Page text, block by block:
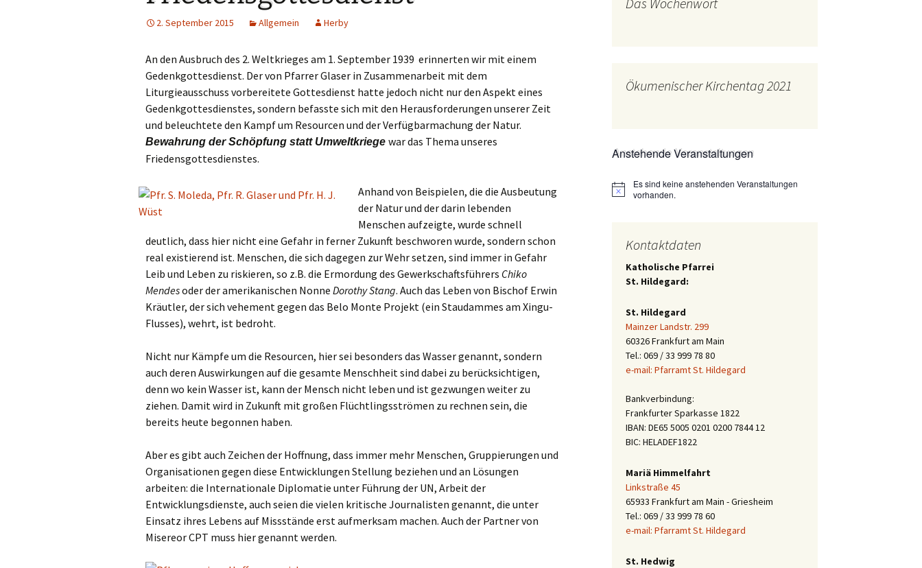
Links
Ev. Kirche Griesheim (ext.
Link)
St. Gallus (ext. Link)
Haus am Dom (ext. Link)
Dompfarrei St.
Bartholomäus (ext. Link)
St. Josef Bornheim (ext.
Link)
Bistum Limburg (ext.
Link)
Förderverein Caritas (ext.
Link)
Jugendkirche Jona (ext.
Oekum. Kirchentag 2021
PGR-Wahl 2019 PGR – Wahl 2015
Prävention im Bistum
Limburg
Stellenausschreibungen
Terminplan
Unsere Kirchen und
Gemeindehäuser
Kirche Mariä Himmelfahrt
Das Pfarrhaus
Unser Josefshaus
Kirchenfenster in Mariä
Himmelfahrt
Aus dem Archiv
Vorschau
Wochenblatt
Startseite
Spielkreise /
Eltern-Kind-Gruppe
Die Robusten
Seniorenarbeit
Limburg
Startseite Arbeitsgruppen
2. September 2015 Allgemein Herby
An den Ausbruch des 2. Weltkrieges am 1. September 1939 erinnerten wir mit einem
Gedenkgottesdienst. Der von Pfarrer Glaser in Zusammenarbeit mit dem
Liturgieausschuss vorbereitete Gottesdienst hatte jedoch nicht nur den Aspekt eines
Gedenkgottesdienstes, sondern befasste sich mit den Herausforderungen unserer Zeit
und beleuchtete den Kampf um Resourcen und der Verfügbarmachung der Natur.
Bewahrung der Schöpfung statt Umweltkriege war das Thema unseres
Friedensgottesdienstes.
Anhand von Beispielen, die die Ausbeutung
der Natur und der darin lebenden
Menschen aufzeigte, wurde schnell
deutlich, dass hier nicht eine Gefahr in ferner Zukunft beschworen wurde, sondern schon
real existierend ist. Menschen, die sich dagegen zur Wehr setzen, sind immer in Gefahr
Leib und Leben zu riskieren, so z.B. die Ermordung des Gewerkschaftsführers Chiko
Mendesoder der amerikanischen Nonne Dorothy Stang. Auch das Leben von Bischof Erwin
Kräutler, der sich vehement gegen das Belo Monte Projekt (ein Staudammes am Xingu-
Flusses), wehrt, ist bedroht.
Nicht nur Kämpfe um die Resourcen, hier sei besonders das Wasser genannt, sondern
auch deren Auswirkungen auf die gesamte Menschheit sind dabei zu berücksichtigen,
denn wo kein Wasser ist, kann der Mensch nicht leben und ist gezwungen weiter zu
ziehen. Damit wird in Zukunft mit großen Flüchtlingsströmen zu rechnen sein, die
bereits heute begonnen haben.
Aber es gibt auch Zeichen der Hoffnung, dass immer mehr Menschen, Gruppierungen und
Organisationen gegen diese Entwicklungen Stellung beziehen und an Lösungen
arbeiten: die Internationale Diplomatie unter Führung der UN, Arbeit der
Entwicklungsdienste, auch seien die vielen kritische Journalisten genannt, die unter
Einsatz ihres Lebens auf Missstände erst aufmerksam machen. Auch der Partner von
Misereor CPT muss hier genannt werden.
Ökumenischer Kirchentag 2021
Anstehende Veranstaltungen
Hinweis
Es sind keine anstehenden Veranstaltungen
vorhanden.
Kontaktdaten
Katholische Pfarrei
St. Hildegard:
St. Hildegard
Mainzer Landstr. 299
60326 Frankfurt am Main
Tel.: 069 / 33 999 78 80
e-mail: Pfarramt St. Hildegard
Bankverbindung:
Frankfurter Sparkasse 1822
IBAN: DE65 5005 0201 0200 7844 12
BIC: HELADEF1822
Mariä Himmelfahrt
Linkstraße 45
65933 Frankfurt am Main - Griesheim
Tel.: 069 / 33 999 78 60
e-mail: Pfarramt St. Hildegard
St. Hedwig